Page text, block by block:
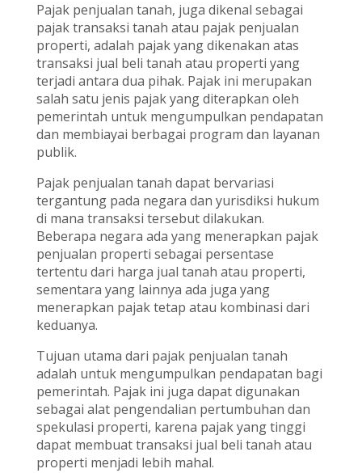
Pajak penjualan tanah, juga dikenal sebagai
pajak transaksi tanah atau pajak penjualan
properti, adalah pajak yang dikenakan atas
transaksi jual beli tanah atau properti yang
terjadi antara dua pihak. Pajak ini merupakan
salah satu jenis pajak yang diterapkan oleh
pemerintah untuk mengumpulkan pendapatan
dan membiayai berbagai program dan layanan
publik.
Pajak penjualan tanah dapat bervariasi
tergantung pada negara dan yurisdiksi hukum
di mana transaksi tersebut dilakukan.
Beberapa negara ada yang menerapkan pajak
penjualan properti sebagai persentase
tertentu dari harga jual tanah atau properti,
sementara yang lainnya ada juga yang
menerapkan pajak tetap atau kombinasi dari
keduanya.
Tujuan utama dari pajak penjualan tanah
adalah untuk mengumpulkan pendapatan bagi
pemerintah. Pajak ini juga dapat digunakan
sebagai alat pengendalian pertumbuhan dan
spekulasi properti, karena pajak yang tinggi
dapat membuat transaksi jual beli tanah atau
properti menjadi lebih mahal.